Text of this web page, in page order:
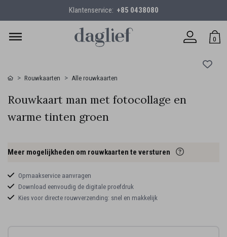
Klantenservice: +85 0438080
0
Rouwkaarten Alle rouwkaarten
Rouwkaart man met fotocollage en
warme tinten groen
Meer mogelijkheden om rouwkaarten te versturen
Opmaakservice aanvragen
Download eenvoudig de digitale proefdruk
Kies voor directe rouwverzending: snel en makkelijk